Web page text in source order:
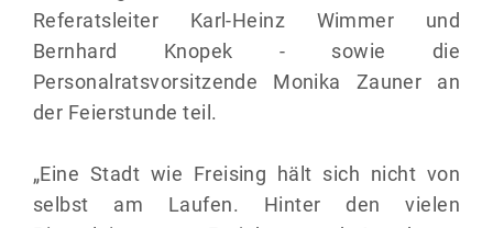
Referatsleiter Karl-Heinz Wimmer und
Bernhard Knopek - sowie die
Personalratsvorsitzende Monika Zauner an
der Feierstunde teil.
„Eine Stadt wie Freising hält sich nicht von
selbst am Laufen. Hinter den vielen